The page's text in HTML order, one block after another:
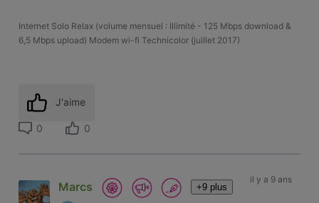
Internet Solo Relax (volume mensuel : Illimité - 125 Mbps download &
6,5 Mbps upload) Modem wi-fi Technicolor (juillet 2017)
J'aime
0 0
Marcs +9 plus
il y a 9 ans